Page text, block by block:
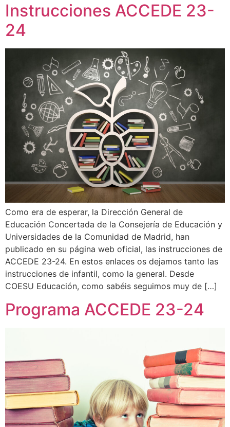
Instrucciones ACCEDE 23-
24
Como era de esperar, la Dirección General de
Educación Concertada de la Consejería de Educación y
Universidades de la Comunidad de Madrid, han
publicado en su página web oficial, las instrucciones de
ACCEDE 23-24. En estos enlaces os dejamos tanto las
instrucciones de infantil, como la general. Desde
COESU Educación, como sabéis seguimos muy de […]
Programa ACCEDE 23-24